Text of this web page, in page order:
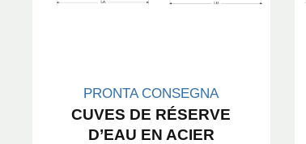
PRONTA CONSEGNA
CUVES DE RÉSERVE
D’EAU EN ACIER